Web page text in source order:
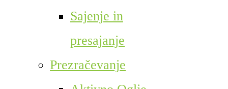
Sajenje in
presajanje
Prezračevanje